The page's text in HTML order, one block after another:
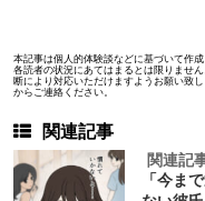
本記事は個人的体験談などに基づいて作
各読者の状況にあてはまるとは限りませ
断により対応いただけますようお願い致
からご連絡ください。
関連記事
関連記
「今ま